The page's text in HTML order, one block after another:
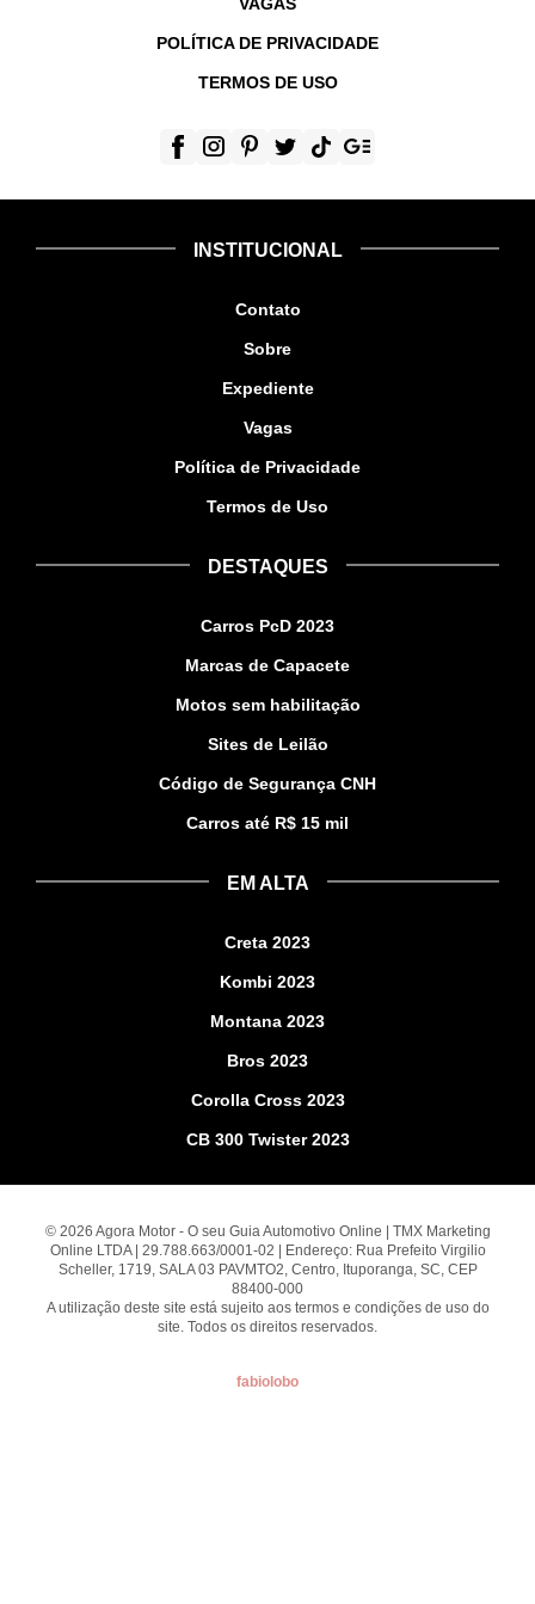
POLÍTICA DE PRIVACIDADE
TERMOS DE USO
INSTITUCIONAL
Contato
Sobre
Expediente
Vagas
Política de Privacidade
Termos de Uso
DESTAQUES
Carros PcD 2023
Marcas de Capacete
Motos sem habilitação
Sites de Leilão
Código de Segurança CNH
Carros até R$ 15 mil
EM ALTA
Creta 2023
Kombi 2023
Montana 2023
Bros 2023
Corolla Cross 2023
CB 300 Twister 2023
© 2026 Agora Motor - O seu Guia Automotivo Online | TMX Marketing
Online LTDA | 29.788.663/0001-02 | Endereço: Rua Prefeito Virgilio
Scheller, 1719, SALA 03 PAVMTO2, Centro, Ituporanga, SC, CEP
88400-000
A utilização deste site está sujeito aos termos e condições de uso do
site. Todos os direitos reservados.
fabiolobo